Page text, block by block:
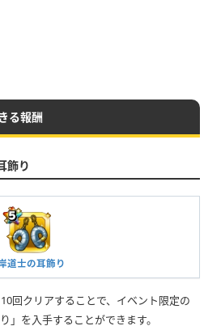
る報酬
飾り
道士の耳飾り
回クリアすることで、イベント限定の
」を入手することができます。